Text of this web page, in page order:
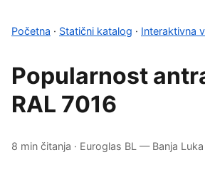
Početna · Statični katalog · Interaktivna
Popularnost
RAL 7016
8 min čitanja · Euroglas BL — Banja Luka